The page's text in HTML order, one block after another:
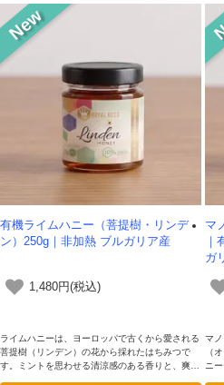
有機ライムハニー（菩提樹・リンデ
ン）250g｜非加熱 ブルガリア産
1,480円(税込)
ライムハニーは、ヨーロッパで古くから愛される
菩提樹（リンデン）の花から採れたはちみつで
す。ミントを思わせる清涼感のある香りと、爽や
マ
｜
ガ
マ
（
ニ